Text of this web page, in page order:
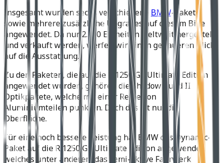
Insgesamt wurden sechs verschiedene BMW-Pakete
sowie mehrere zusätzliche Upgrades auf diesem Bike
angewendet. Da nur 2.100 Einheiten weltweit hergestellt
und verkauft werden, werfen wir einen genaueren Blick
auf die Ausstattung.
Zu den Paketen, die auf die R 1250 GS Ultimate Edition
angewendet wurden, gehören die Shadow I und II
Optikpakete, welche mit einer Reihe von
Aluminiumteilen punkten. Doch das ist nur die
Oberfläche.
Für eine noch bessere Leistung hat BMW das Dynamic-
Paket auf die R 1250 GS Ultimate Edition angewendet,
welches unter anderem das semi-aktive Fahrwerk